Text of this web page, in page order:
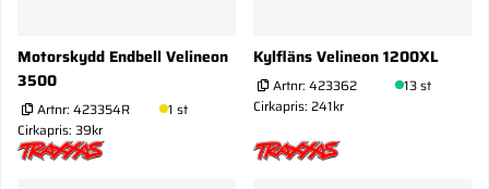
Motorskydd Endbell Velineon
3500
Artnr: 423354R
1 st
Cirkapris: 39kr
Kylfläns Velineon 1200XL
Artnr: 423362
13 st
Cirkapris: 241kr